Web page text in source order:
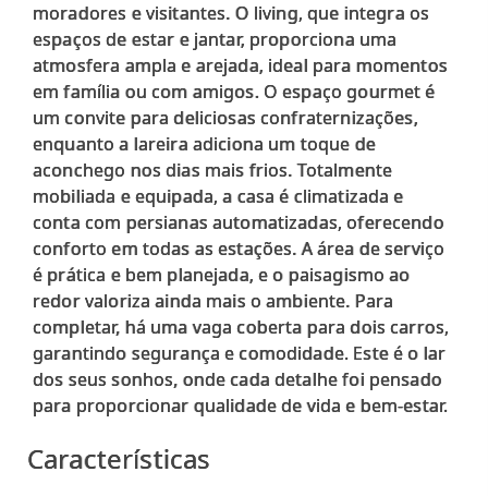
moradores e visitantes. O living, que integra os
espaços de estar e jantar, proporciona uma
atmosfera ampla e arejada, ideal para momentos
em família ou com amigos. O espaço gourmet é
um convite para deliciosas confraternizações,
enquanto a lareira adiciona um toque de
aconchego nos dias mais frios. Totalmente
mobiliada e equipada, a casa é climatizada e
conta com persianas automatizadas, oferecendo
conforto em todas as estações. A área de serviço
é prática e bem planejada, e o paisagismo ao
redor valoriza ainda mais o ambiente. Para
completar, há uma vaga coberta para dois carros,
garantindo segurança e comodidade. Este é o lar
dos seus sonhos, onde cada detalhe foi pensado
Características